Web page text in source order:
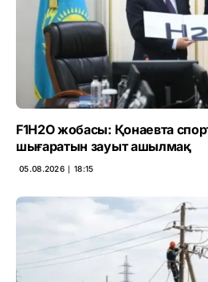
F1H2O жобасы: Қонаевта
шығаратын зауыт ашылмақ
05.08.2026 ∣ 18:15